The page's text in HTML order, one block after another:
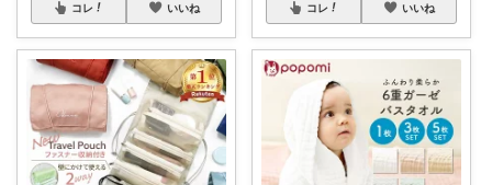
コレ いいね コレ いいね